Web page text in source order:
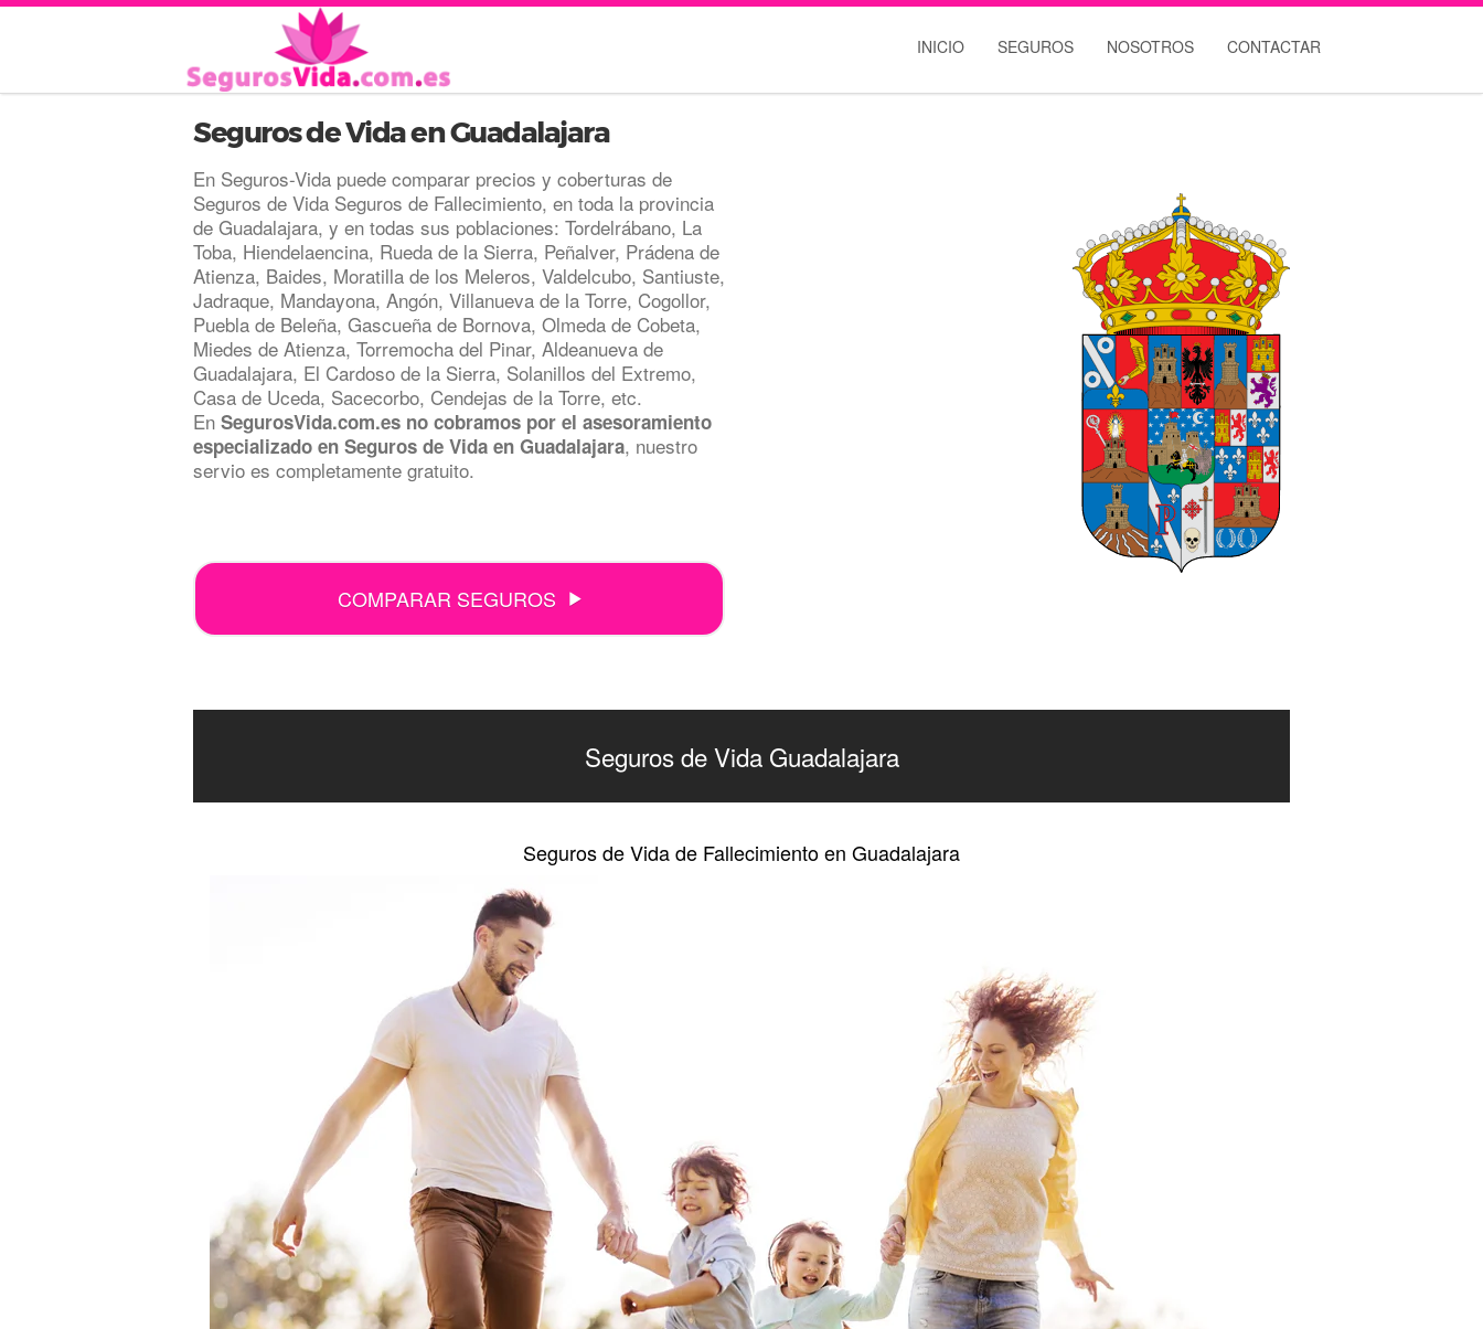
INICIO SEGUROS NOSOTROS CONTACTAR
Seguros de Vida en Guadalajara
En Seguros-Vida puede comparar precios y coberturas de
Seguros de Vida Seguros de Fallecimiento, en toda la provincia
de Guadalajara, y en todas sus poblaciones: Tordelrábano, La
Toba, Hiendelaencina, Rueda de la Sierra, Peñalver, Prádena de
Atienza, Baides, Moratilla de los Meleros, Valdelcubo, Santiuste,
Jadraque, Mandayona, Angón, Villanueva de la Torre, Cogollor,
Puebla de Beleña, Gascueña de Bornova, Olmeda de Cobeta,
Miedes de Atienza, Torremocha del Pinar, Aldeanueva de
Guadalajara, El Cardoso de la Sierra, Solanillos del Extremo,
Casa de Uceda, Sacecorbo, Cendejas de la Torre, etc.
En SegurosVida.com.es no cobramos por el asesoramiento
especializado en Seguros de Vida en Guadalajara, nuestro
servio es completamente gratuito.
COMPARAR SEGUROS
Seguros de Vida Guadalajara
Seguros de Vida de Fallecimiento en Guadalajara